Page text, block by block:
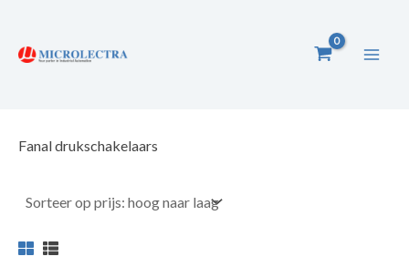
naar
Fanal drukschakelaars